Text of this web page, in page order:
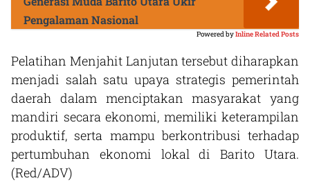
Pengalaman Nasional
Powered byInline Related Posts
Pelatihan Menjahit Lanjutan tersebut diharapkan
menjadi salah satu upaya strategis pemerintah
daerah dalam menciptakan masyarakat yang
mandiri secara ekonomi, memiliki keterampilan
produktif, serta mampu berkontribusi terhadap
pertumbuhan ekonomi lokal di Barito Utara.
(Red/ADV)